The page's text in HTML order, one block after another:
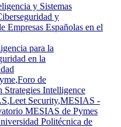
y Sistemas
y
Empresas Españolas en el
para la
en la
,Foro de
Intelligence
,Leet Security,MESIAS -
MESIAS de Pymes
Politécnica de